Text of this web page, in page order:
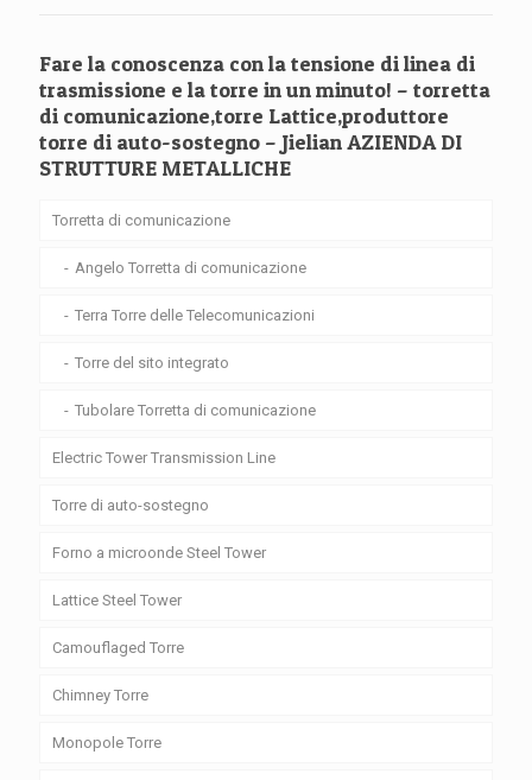
Fare la conoscenza con la tensione di linea di
trasmissione e la torre in un minuto! – torretta
di comunicazione,torre Lattice,produttore
torre di auto-sostegno – Jielian AZIENDA DI
STRUTTURE METALLICHE
Torretta di comunicazione
Angelo Torretta di comunicazione
Terra Torre delle Telecomunicazioni
Torre del sito integrato
Tubolare Torretta di comunicazione
Electric Tower Transmission Line
Torre di auto-sostegno
Forno a microonde Steel Tower
Lattice Steel Tower
Camouflaged Torre
Chimney Torre
Monopole Torre